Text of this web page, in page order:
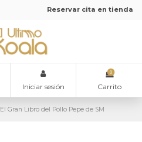
Reservar cita en tienda
Iniciar sesión
0
Carrito
El Gran Libro del Pollo Pepe de SM